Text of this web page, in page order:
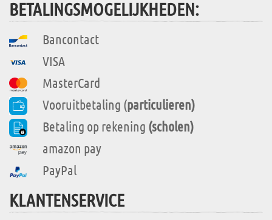
BETALINGSMOGELIJKHEDEN:
Bancontact
VISA
MasterCard
Vooruitbetaling (particulieren)
Betaling op rekening (scholen)
amazon pay
PayPal
KLANTENSERVICE